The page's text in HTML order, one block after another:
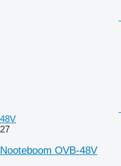
48V
27
Nooteboom OVB-48V